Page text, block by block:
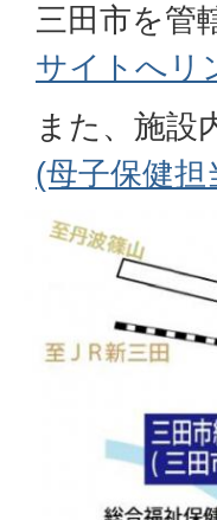
三田市を管
サイトへリ
また、施設
(母子保健担